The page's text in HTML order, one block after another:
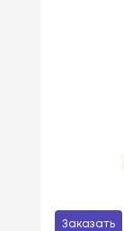
Заказать